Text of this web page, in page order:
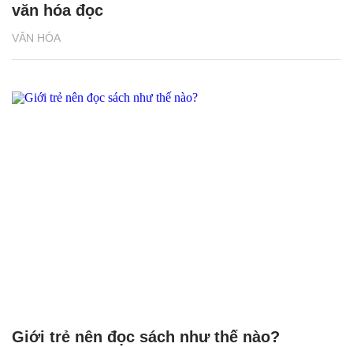
VĂN HÓA
văn hóa đọc
Giới trẻ nên đọc sách như thế nào?